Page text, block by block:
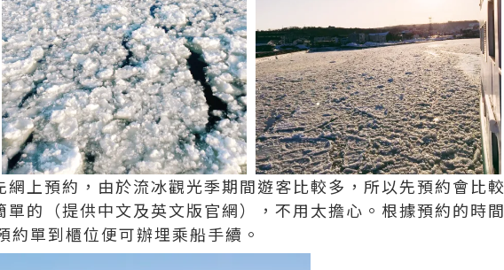
上預約，由於流冰觀光季期間遊客比較多，所以先預約會比較
的（提供中文及英文版官網），不用太擔心。根據預約的時間
約單到櫃位便可辦埋乘船手續。